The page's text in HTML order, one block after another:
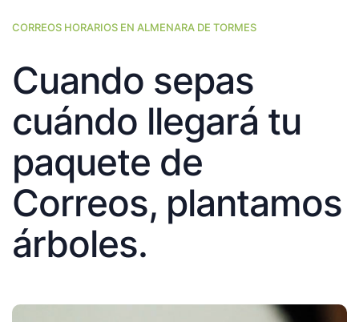
CORREOS HORARIOS EN ALMENARA DE TORMES
Cuando sepas
cuándo llegará tu
paquete de
Correos, plantamos
árboles.